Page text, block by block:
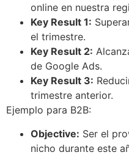
online en nuestra
Key Result 1:
el trimestre.
Key Result 2:
de Google Ads.
Key Result 3:
trimestre anterior.
Ejemplo para B2B:
Objective: Ser el
nicho durante este